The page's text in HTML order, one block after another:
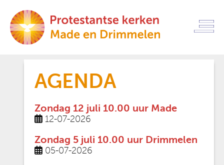
AGENDA
Zondag 12 juli 10.00 uur Made
12-07-2026
Zondag 5 juli 10.00 uur Drimmelen
05-07-2026